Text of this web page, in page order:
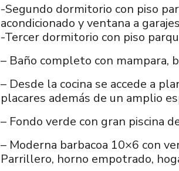
-Segundo dormitorio con piso
acondicionado y ventana a
-Tercer dormitorio con piso
– Baño completo con mampara,
– Desde la cocina se accede a
placares además de un amplio
– Fondo verde con gran piscina
– Moderna barbacoa 10×6 con
Parrillero, horno empotrado,